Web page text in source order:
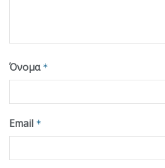
Όνομα *
Email *